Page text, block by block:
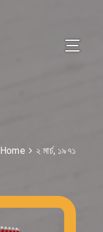
Home ২ মার্চ, ১৯৭১